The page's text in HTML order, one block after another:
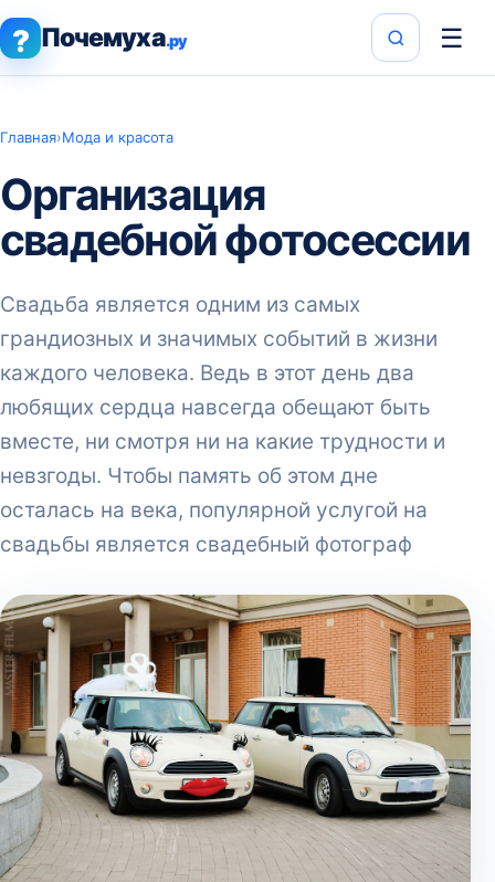
? Почемуха.ру ☰
Главная›Мода и красота
Организация
свадебной фотосессии
Свадьба является одним из самых
грандиозных и значимых событий в жизни
каждого человека. Ведь в этот день два
любящих сердца навсегда обещают быть
вместе, ни смотря ни на какие трудности и
невзгоды. Чтобы память об этом дне
осталась на века, популярной услугой на
свадьбы является свадебный фотограф